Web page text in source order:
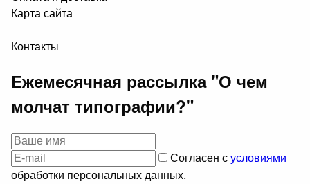
Карта сайта
Контакты
Ежемесячная рассылка "О чем
молчат типографии?"
Согласен сусловиями
обработки персональных данных.